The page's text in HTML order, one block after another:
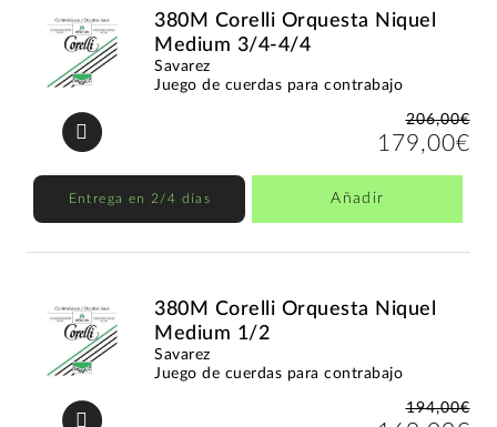
380M Corelli Orquesta Niquel
Medium 3/4-4/4
Savarez
Juego de cuerdas para contrabajo
206,00€
179,00€
Entrega en 2/4 días Añadir
380M Corelli Orquesta Niquel
Medium 1/2
Savarez
Juego de cuerdas para contrabajo
194,00€